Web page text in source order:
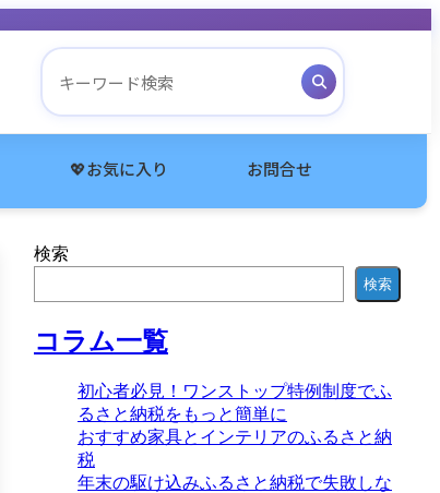
💖お気に入り お問合せ
検索
検索
コラム一覧
初心者必見！ワンストップ特例制度でふ
るさと納税をもっと簡単に
おすすめ家具とインテリアのふるさと納
税
年末の駆け込みふるさと納税で失敗しな